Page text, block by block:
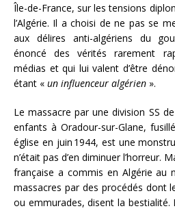
Île-de-France, sur les tensions
l’Algérie. Il a choisi de ne pas se
aux délires anti-algériens du
énoncé des vérités rarement
médias et qui lui valent d’être
étant « un influenceur algérien ».
Le massacre par une division SS
enfants à Oradour-sur-Glane,
église en juin 1944, est une
n’était pas d’en diminuer l’horreur.
française a commis en Algérie au
massacres par des procédés dont
ou emmurades, disent la bestialité.